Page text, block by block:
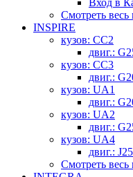
Вход в
Смотреть весь
INSPIRE
кузов: CC2
двиг.:
кузов: CC3
двиг.:
кузов: UA1
двиг.:
кузов: UA2
двиг.:
кузов: UA4
двиг.:
Смотреть весь